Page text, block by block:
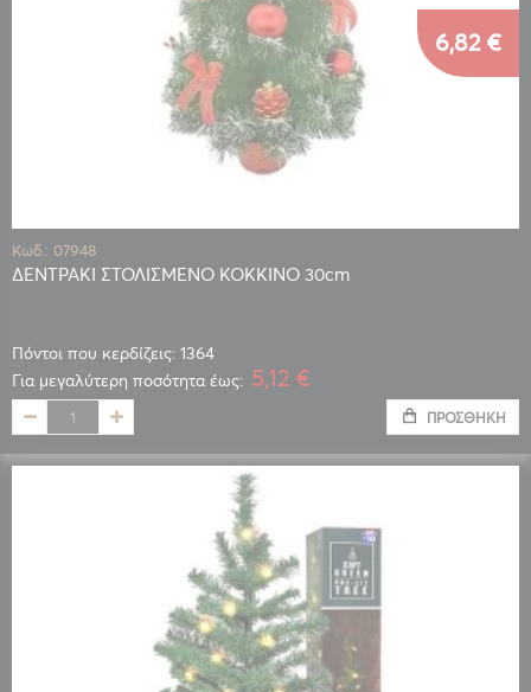
Κωδ.: 07948
ΔΕΝΤΡΑΚΙ ΣΤΟΛΙΣΜΕΝΟ ΚΟΚΚΙΝΟ 30cm
Πόντοι που κερδίζεις: 1364
6,82 €
Για μεγαλύτερη ποσότητα έως: 5,12 €
ΠΡΟΣΘΉΚΗ